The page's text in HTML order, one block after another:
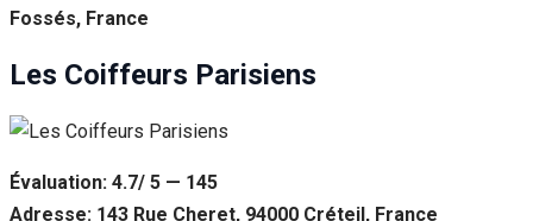
Fossés, France
Les Coiffeurs Parisiens
Évaluation: 4.7/ 5 — 145
Adresse: 143 Rue Cheret, 94000 Créteil, France